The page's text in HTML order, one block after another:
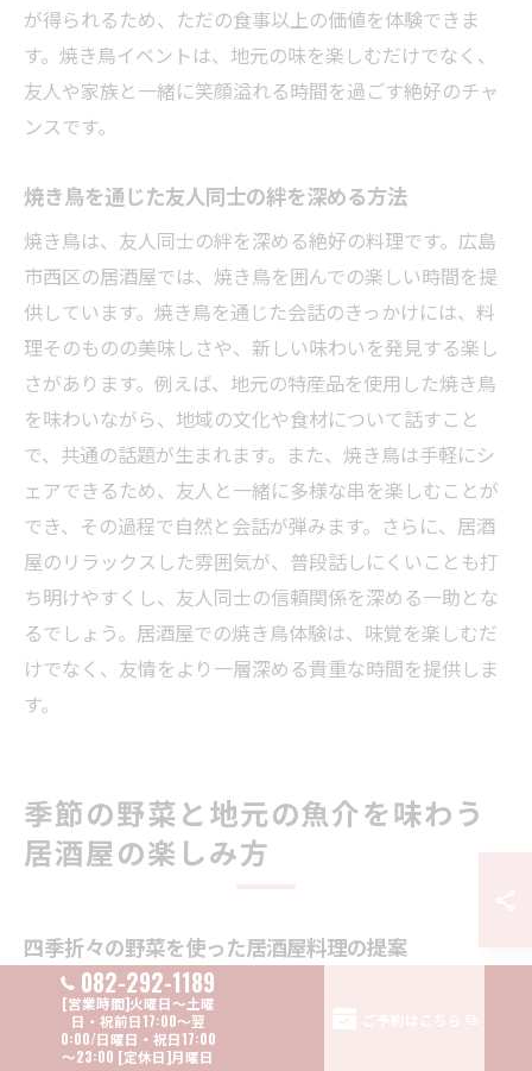
が得られるため、ただの食事以上の価値を体験できま
す。焼き鳥イベントは、地元の味を楽しむだけでなく、
友人や家族と一緒に笑顔溢れる時間を過ごす絶好のチャ
ンスです。
焼き鳥を通じた友人同士の絆を深める方法
焼き鳥は、友人同士の絆を深める絶好の料理です。広島
市西区の居酒屋では、焼き鳥を囲んでの楽しい時間を提
供しています。焼き鳥を通じた会話のきっかけには、料
理そのものの美味しさや、新しい味わいを発見する楽し
さがあります。例えば、地元の特産品を使用した焼き鳥
を味わいながら、地域の文化や食材について話すこと
で、共通の話題が生まれます。また、焼き鳥は手軽にシ
ェアできるため、友人と一緒に多様な串を楽しむことが
でき、その過程で自然と会話が弾みます。さらに、居酒
屋のリラックスした雰囲気が、普段話しにくいことも打
ち明けやすくし、友人同士の信頼関係を深める一助とな
るでしょう。居酒屋での焼き鳥体験は、味覚を楽しむだ
けでなく、友情をより一層深める貴重な時間を提供しま
す。
季節の野菜と地元の魚介を味わう
居酒屋の楽しみ方
四季折々の野菜を使った居酒屋料理の提案
広島市西区の居酒屋では、四季折々の野菜を使った料理
が楽しめます。特に、焼き鳥と一緒に味わいたいのが、
地元で採れた新鮮な野菜です。春には新玉ねぎや菜の花
082-292-1189